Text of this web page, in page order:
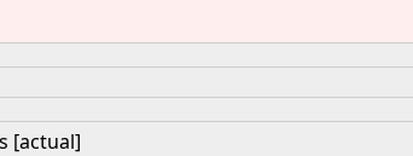
[actual]